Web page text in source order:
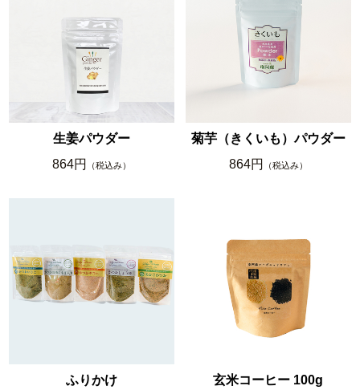
生姜パウダー
864円
（税込み）
菊芋（きくいも）パウダー
864円
（税込み）
ふりかけ
玄米コーヒー 100g